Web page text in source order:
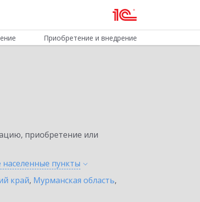
Приобретение и внедрение
приобретение или
населенные пункты
край, Мурманская область,